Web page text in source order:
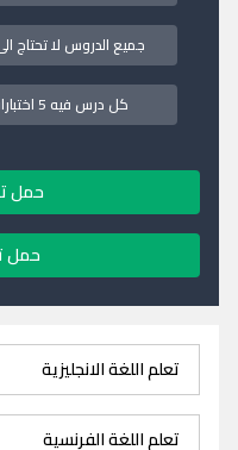
جميع الدروس لا تحتاج
كل درس فيه 5 اختبارات تفاعلية لتحسين اللفظ والنطق
حمل
حمل
تعلم اللغة الانجليزية
تعلم اللغة الفرنسية